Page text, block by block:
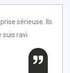
sérieuse. Ils
suis ravi